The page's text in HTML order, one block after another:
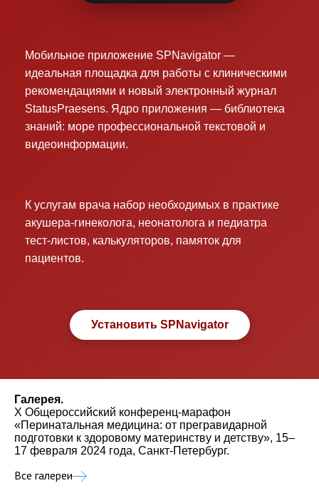
Мобильное приложение SPNavigator —
идеальная площадка для работы с клиническими
рекомендациями и новый электронный журнал
StatusPraesens. Ядро приложения — библиотека
знаний: море профессиональной текстовой и
видеоинформации.
К услугам врача набор необходимых в практике
акушера-гинеколога, неонатолога и педиатра
тест-листов, калькуляторов, памяток для
пациентов.
Установить SPNavigator
Галерея.
X Общероссийский конференц-марафон
«Перинатальная медицина: от прегравидарной
подготовки к здоровому материнству и детству», 15–
17 февраля 2024 года, Санкт-Петербург.
Все галереи